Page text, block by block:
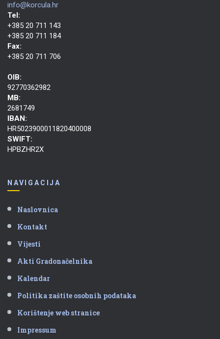
info@korcula.hr
Tel:
+385 20 711 143
+385 20 711 184
Fax:
+385 20 711 706
OIB:
92770362982
MB:
2681749
IBAN:
HR5023900011820400008
SWIFT:
HPBZHR2X
NAVIGACIJA
Naslovnica
Kontakt
Vijesti
Akti Gradonačelnika
Kalendar
Politika zaštite osobnih podataka
Korištenje web stranice
Impressum